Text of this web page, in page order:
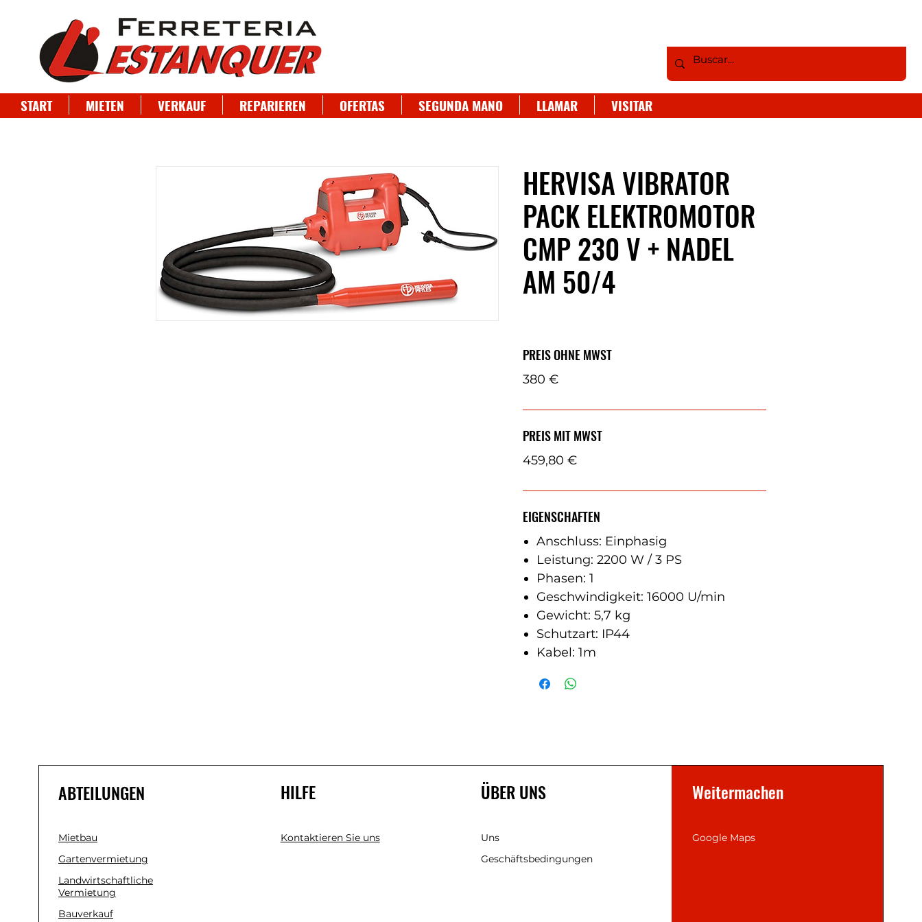
START MIETEN VERKAUF REPARIEREN OFERTAS SEGUNDA MANO LLAMAR VISITAR
HERVISA VIBRATOR
PACK ELEKTROMOTOR
CMP 230 V + NADEL
AM 50/4
PREIS OHNE MWST
380 €
PREIS MIT MWST
459,80 €
EIGENSCHAFTEN
Anschluss: Einphasig
Leistung: 2200 W / 3 PS
Phasen: 1
Geschwindigkeit: 16000 U/min
Gewicht: 5,7 kg
Schutzart: IP44
Kabel: 1m
ABTEILUNGEN
Mietbau
Gartenvermietung
Landwirtschaftliche
Vermietung
Bauverkauf
HILFE
Kontaktieren Sie uns
ÜBER UNS
Uns
Geschäftsbedingungen
Weitermachen
Google Maps